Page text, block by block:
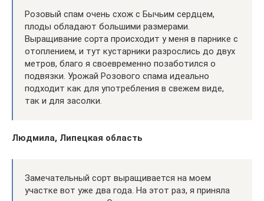
Розовый спам очень схож с Бычьим сердцем,
плоды обладают большими размерами.
Выращивание сорта происходит у меня в парнике с
отоплением, и тут кустарники разрослись до двух
метров, благо я своевременно позаботился о
подвязки. Урожай Розового спама идеально
подходит как для употребления в свежем виде,
так и для засолки.
Людмила, Липецкая область
Замечательный сорт выращивается на моем
участке вот уже два года. На этот раз, я приняла